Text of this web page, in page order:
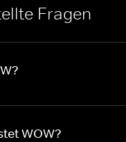
Fragen
WOW?